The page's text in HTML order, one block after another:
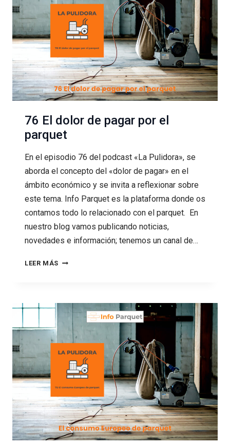
EN
UNA
INSTALACIÓN
DE
PARQUET
76 El dolor de pagar por el
parquet
En el episodio 76 del podcast «La Pulidora», se
aborda el concepto del «dolor de pagar» en el
ámbito económico y se invita a reflexionar sobre
este tema. Info Parquet es la plataforma donde os
contamos todo lo relacionado con el parquet. En
nuestro blog vamos publicando noticias,
novedades e información; tenemos un canal de…
LEER MÁS 76
DE
EL
PARQUET